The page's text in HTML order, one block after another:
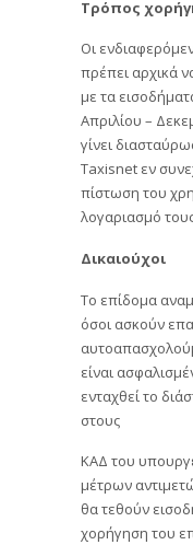
Τρόπος
Οι
πρέπει αρχικά
με τα
Απριλίου –
γίνει
Taxisnet εν
πίστωση του
λογαριασμό
Δικαιούχοι
Το επίδομα
όσοι ασκούν
είναι
ενταχθεί το
στους
ΚΑΔ του
μέτρων
θα τεθούν
χορήγηση του